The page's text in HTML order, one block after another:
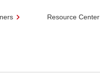
Resource Center